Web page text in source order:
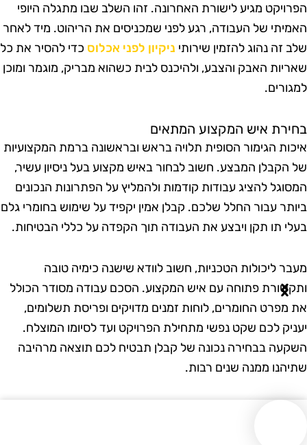
מגיע לישורת האחרונה. זהו השלב שבו מתגלה היופי
של העבודה, רגע לפני שמכניסים את הריהוט. מיד לאחר
זה נהוג להזמין שירותיניקיון לפני אכלוסכדי להסיר את כל
האבק והצבע, ולהיכנס לבית כשהוא מבריק, מוגמר ומוכן
איש המקצוע המתאים
הגימור הסופית תלויה בראש ובראשונה ברמת המקצועיות
הקבלן המבצע. חשוב לבחור באיש מקצוע בעל ניסיון עשיר,
להציג עבודות קודמות ולהמליץ על הפתרונות הנכונים
עבור החלל שלכם. קבלן אמין יקפיד על שימוש בחומרי גלם
תו תקן ויבצע את העבודה תוך הקפדה על כללי הבטיחות.
ליכולות הטכניות, חשוב לוודא שישנה כימיה טובה
פתוחה עם איש המקצוע. הסכם עבודה מסודר הכולל
מפרט החומרים, לוחות זמנים מדויקים ופריסת תשלומים,
לכם שקט נפשי מתחילת הפרויקט ועד לסיומו המוצלח.
בבחירה נכונה של קבלן תבטיח לכם תוצאה מרהיבה
ממנה שנים רבות.